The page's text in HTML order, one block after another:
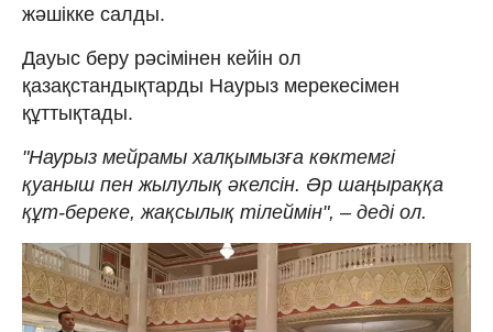
жәшікке салды.
Дауыс беру рәсімінен кейін ол
қазақстандықтарды Наурыз мерекесімен
құттықтады.
"Наурыз мейрамы халқымызға көктемгі
қуаныш пен жылулық әкелсін. Әр шаңыраққа
құт-береке, жақсылық тілеймін", – деді ол.